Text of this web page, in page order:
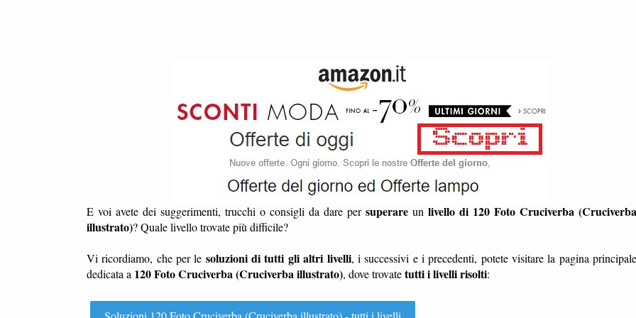
E voi avete dei suggerimenti, trucchi o consigli da dare per superare un livello di 120 Foto Cruciverba (Cruciverba
illustrato)? Quale livello trovate più difficile?
Vi ricordiamo, che per le soluzioni di tutti gli altri livelli, i successivi e i precedenti, potete visitare la pagina principale
dedicata a 120 Foto Cruciverba (Cruciverba illustrato), dove trovatetutti i livelli risolti: